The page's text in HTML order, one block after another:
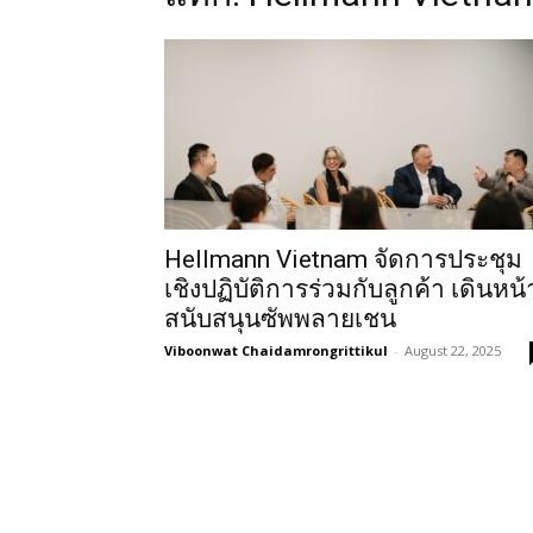
Hellmann Vietnam จัดการประชุม
เชิงปฏิบัติการร่วมกับลูกค้า เดินหน้
สนับสนุนซัพพลายเชน
Viboonwat Chaidamrongrittikul - August 22, 2025